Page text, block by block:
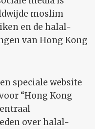
moslim
en de halal-
van Hong Kong
speciale website
“Hong Kong
over halal-